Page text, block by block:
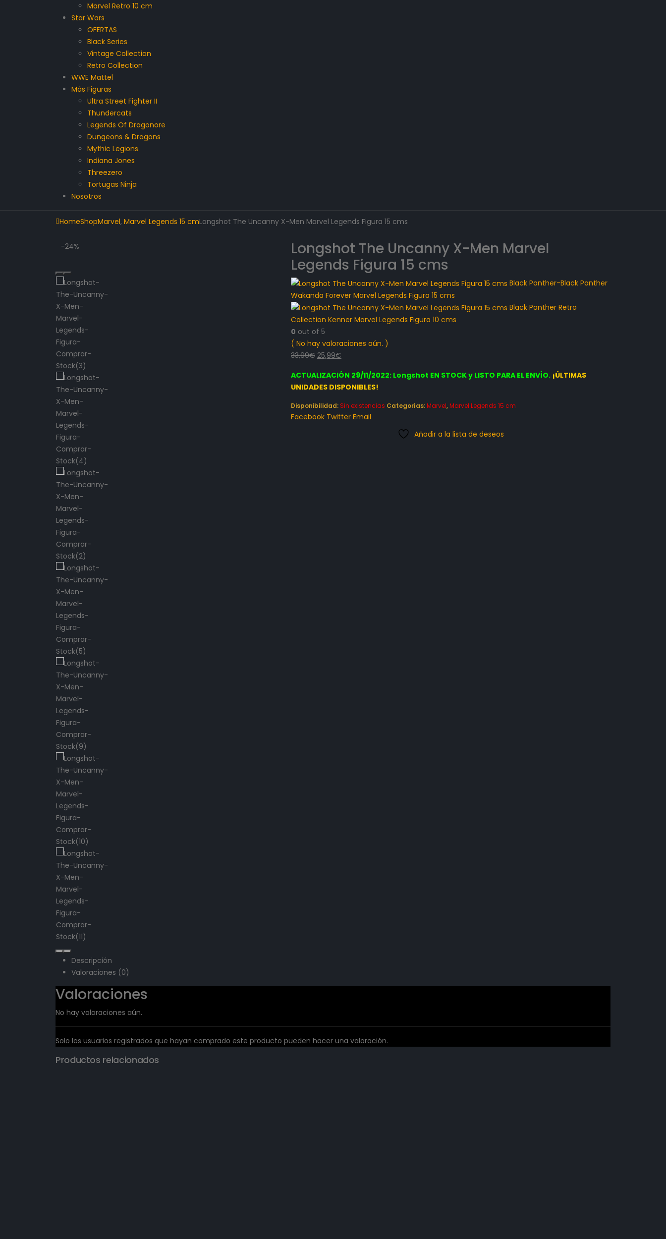
Marvel Retro 10 cm
Star Wars
OFERTAS
Black Series
Vintage Collection
Retro Collection
WWE Mattel
Más Figuras
Ultra Street Fighter II
Thundercats
Legends Of Dragonore
Dungeons & Dragons
Mythic Legions
Indiana Jones
Threezero
Tortugas Ninja
Nosotros
HomeShopMarvel, Marvel Legends 15 cmLongshot The Uncanny X-Men Marvel Legends Figura 15 cms
-24%
Longshot The Uncanny X-Men Marvel
Legends Figura 15 cms
Black Panther-Black Panther
Wakanda Forever Marvel Legends Figura 15 cms
Black Panther Retro
Collection Kenner Marvel Legends Figura 10 cms
0 out of 5
( No hay valoraciones aún. )
33,99€ El
original
era:
33,99€.
25,99€
actual
es:
25,99€.
ACTUALIZACIÓN 29/11/2022: Longshot EN STOCK y LISTO PARA EL ENVÍO. ¡ÚLTIMAS
UNIDADES DISPONIBLES!
Disponibilidad: Sin existencias Categorías:Marvel,Marvel Legends 15 cm
Facebook Twitter Email
Añadir a la lista de deseos
Descripción
Valoraciones (0)
Valoraciones
No hay valoraciones aún.
Solo los usuarios registrados que hayan comprado este producto pueden hacer una valoración.
Productos relacionados